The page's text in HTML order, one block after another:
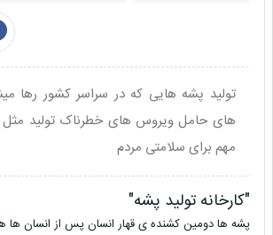
تولید پشه هایی که در سراسر کشور رها
های حامل ویروس های خطرناک تولید مثل
مهم برای سلامتی مردم
"کارخانه تولید پشه"
پشه ها دومین کشنده ی قهار انسان پس از انسان ها